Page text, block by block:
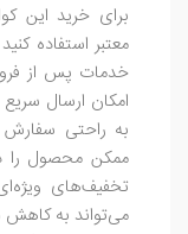
برای خرید این
معتبر استفاده
خدمات پس از
امکان ارسال سریع
به راحتی سفارش
ممکن محصول را
تخفیف‌های
می‌تواند به کاهش